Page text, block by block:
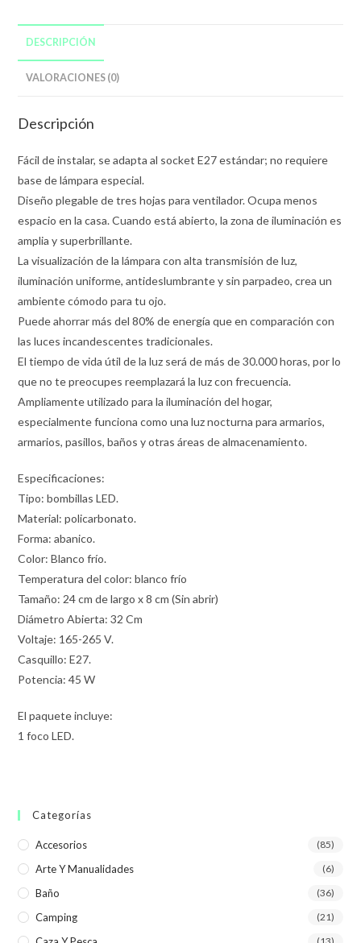
DESCRIPCIÓN
VALORACIONES (0)
Descripción
Fácil de instalar, se adapta al socket E27 estándar; no requiere
base de lámpara especial.
Diseño plegable de tres hojas para ventilador. Ocupa menos
espacio en la casa. Cuando está abierto, la zona de iluminación es
amplia y superbrillante.
La visualización de la lámpara con alta transmisión de luz,
iluminación uniforme, antideslumbrante y sin parpadeo, crea un
ambiente cómodo para tu ojo.
Puede ahorrar más del 80% de energía que en comparación con
las luces incandescentes tradicionales.
El tiempo de vida útil de la luz será de más de 30.000 horas, por lo
que no te preocupes reemplazará la luz con frecuencia.
Ampliamente utilizado para la iluminación del hogar,
especialmente funciona como una luz nocturna para armarios,
armarios, pasillos, baños y otras áreas de almacenamiento.
Especificaciones:
Tipo: bombillas LED.
Material: policarbonato.
Forma: abanico.
Color: Blanco frío.
Temperatura del color: blanco frío
Tamaño: 24 cm de largo x 8 cm (Sin abrir)
Diámetro Abierta: 32 Cm
Voltaje: 165-265 V.
Casquillo: E27.
Potencia: 45 W
El paquete incluye:
1 foco LED.
Categorías
Accesorios (85)
Arte Y Manualidades (6)
Baño (36)
Camping (21)